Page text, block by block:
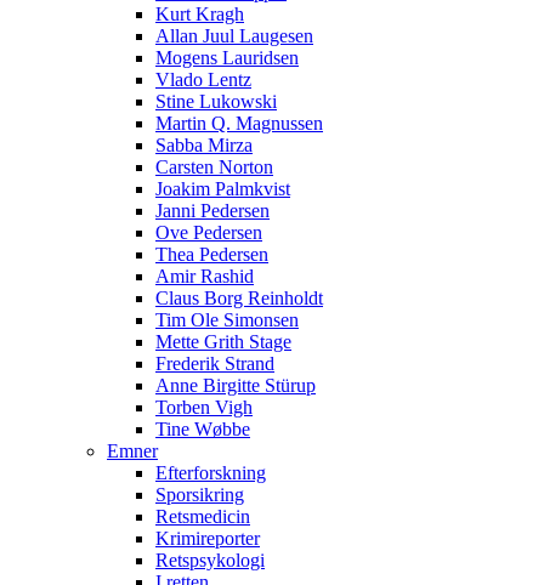
Kurt Kragh
Allan Juul Laugesen
Mogens Lauridsen
Vlado Lentz
Stine Lukowski
Martin Q. Magnussen
Sabba Mirza
Carsten Norton
Joakim Palmkvist
Janni Pedersen
Ove Pedersen
Thea Pedersen
Amir Rashid
Claus Borg Reinholdt
Tim Ole Simonsen
Mette Grith Stage
Frederik Strand
Anne Birgitte Stürup
Torben Vigh
Tine Wøbbe
Emner
Efterforskning
Sporsikring
Retsmedicin
Krimireporter
Retspsykologi